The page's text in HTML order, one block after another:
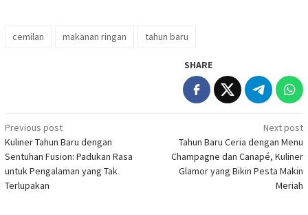
cemilan makanan ringan tahun baru
SHARE
Post
navigation
Previous post
Kuliner Tahun Baru dengan
Sentuhan Fusion: Padukan Rasa
untuk Pengalaman yang Tak
Terlupakan
Next post
Tahun Baru Ceria dengan Menu
Champagne dan Canapé, Kuliner
Glamor yang Bikin Pesta Makin
Meriah